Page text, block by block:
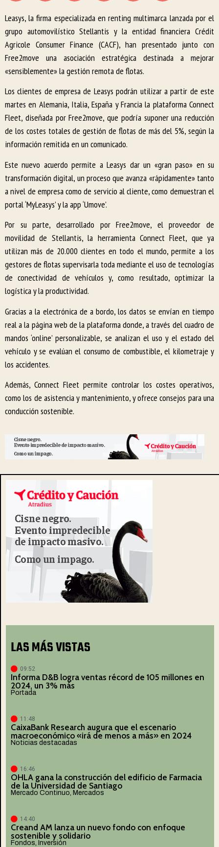
Leasys, la firma especializada en renting multimarca lanzada por el
grupo automovilístico Stellantis y la entidad financiera Crédit
Agricole Consumer Finance (CACF), han presentado junto con
Free2move una asociación estratégica destinada a mejorar
«sensiblemente» la gestión remota de flotas.
Los clientes de empresa de Leasys podrán utilizar a partir de este
martes en Alemania, Italia, España y Francia la plataforma Connect
Fleet, diseñada por Free2move, que podría suponer una reducción
de los costes totales de gestión de flotas de más del 5%, según la
información remitida en un comunicado.
Este nuevo acuerdo permite a Leasys dar un «gran paso» en su
transformación digital, un proceso que avanza «rápidamente» tanto
a nivel de empresa como de servicio al cliente, como demuestran el
portal ‘MyLeasys’ y la app ‘Umove’.
Por su parte, desarrollado por Free2move, el proveedor de
movilidad de Stellantis, la herramienta Connect Fleet, que ya
utilizan más de 20.000 clientes en todo el mundo, permite a los
gestores de flotas supervisarla toda mediante el uso de tecnologías
de conectividad de vehículos y, como resultado, optimizar la
logística y la productividad.
Gracias a la electrónica de a bordo, los datos se envían en tiempo
real a la página web de la plataforma donde, a través del cuadro de
mandos ‘online’ personalizable, se analizan el uso y el estado del
vehículo y se evalúan el consumo de combustible, el kilometraje y
los accidentes.
Además, Connect Fleet permite controlar los costes operativos,
como los de asistencia y mantenimiento, y ofrece consejos para una
conducción sostenible.
LAS MÁS VISTAS
09:52
Informa D&B logra ventas récord de 105 millones en
2024, un 3% más
Portada
11:48
CaixaBank Research augura que el escenario
macroeconómico «irá de menos a más» en 2024
Noticias destacadas
16:46
OHLA gana la construcción del edificio de Farmacia
de la Universidad de Santiago
Mercado Continuo, Mercados
14:40
Creand AM lanza un nuevo fondo con enfoque
sostenible y solidario
Fondos, Inversión